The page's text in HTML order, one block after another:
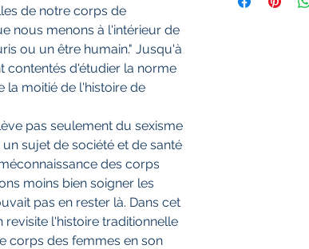
de notre corps de
nous menons à l'intérieur de
ou un être humain." Jusqu'à
contentés d'étudier la norme
la moitié de l'histoire de
pas seulement du sexisme
sujet de société et de santé
des corps
moins bien soigner les
pas en rester là. Dans cet
revisite l'histoire traditionnelle
corps des femmes en son